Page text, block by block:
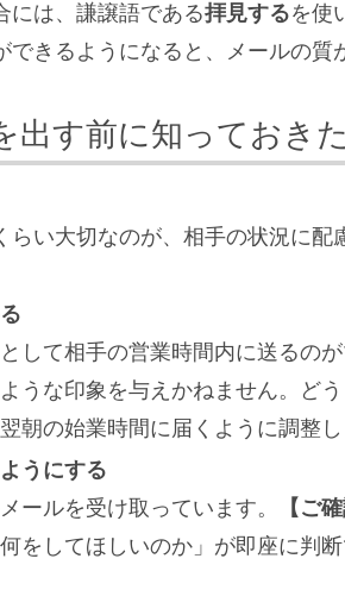
には、謙譲語である拝見するを使
きるようになると、メールの質
出す前に知っておき
い大切なのが、相手の状況に配
して相手の営業時間内に送るの
うな印象を与えかねません。ど
朝の始業時間に届くように調整し
うにする
ールを受け取っています。
【ご
をしてほしいのか」が即座に判断